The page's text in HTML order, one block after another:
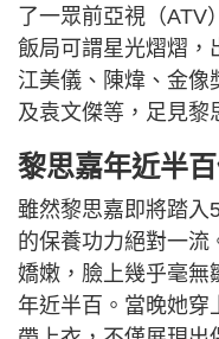
了一眾前亞視（ATV
飯局可謂星光熠熠，
江美儀、陳煒、金像
及袁文傑等，足見黎
黎思嘉年近半
雖然黎思嘉即將踏入
的保養功力絕對一流
嬌嫩，臉上幾乎毫無
年近半百。當晚她穿